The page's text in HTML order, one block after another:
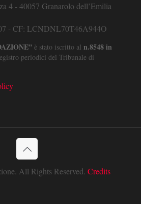
4 - 40057 Granarolo dell’Emilia
- CF: LCNDNL70T46A944O
è stato iscritto al n.8548 in
periodici del Tribunale di
All Rights Reserved. Credits